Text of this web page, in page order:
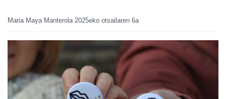
Maria Maya Manterola 2025eko otsailaren 6a